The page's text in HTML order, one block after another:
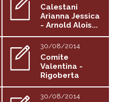
Calestani
Arianna Jessica
- Arnold Alois...
30/08/2014
Comite
Valentina -
Rigoberta
Menchù Tum...
30/08/2014